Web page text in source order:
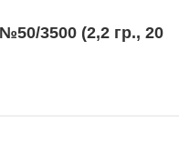
3500 (2,2 гр., 20